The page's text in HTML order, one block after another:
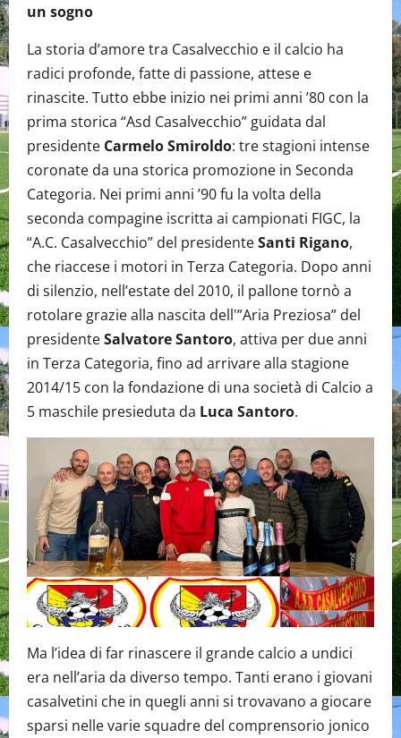
un sogno
La storia d’amore tra Casalvecchio e il calcio ha
radici profonde, fatte di passione, attese e
rinascite. Tutto ebbe inizio nei primi anni ’80 con la
prima storica “Asd Casalvecchio” guidata dal
presidente Carmelo Smiroldo: tre stagioni intense
coronate da una storica promozione in Seconda
Categoria. Nei primi anni ’90 fu la volta della
seconda compagine iscritta ai campionati FIGC, la
“A.C. Casalvecchio” del presidenteSanti Rigano,
che riaccese i motori in Terza Categoria. Dopo anni
di silenzio, nell’estate del 2010, il pallone tornò a
rotolare grazie alla nascita dell'”Aria Preziosa” del
presidenteSalvatore Santoro, attiva per due anni
in Terza Categoria, fino ad arrivare alla stagione
2014/15 con la fondazione di una società di Calcio a
5 maschile presieduta da Luca Santoro.
Ma l’idea di far rinascere il grande calcio a undici
era nell’aria da diverso tempo. Tanti erano i giovani
casalvetini che in quegli anni si trovavano a giocare
sparsi nelle varie squadre del comprensorio jonico